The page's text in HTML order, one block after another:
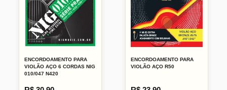
ENCORDOAMENTO PARA
VIOLÃO AÇO 6 CORDAS NIG
010/047 N420
ENCORDOAMENTO PARA
VIOLÃO AÇO R50